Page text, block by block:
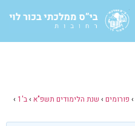
› פורומים › שנת הלימודים תשפ"א ›ב'1
›